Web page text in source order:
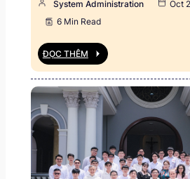
System Administration
Oct
6 Min Read
ĐỌC THÊM